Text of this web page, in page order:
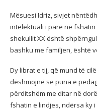
Mësuesi Idriz, sivjet
intelektuali i parë në
shekullit XX është
bashku me familjen, është
Dy librat e tij, që mund të
dëshmojnë se puna e
përditshëm me ditar në
fshatin e lindjes, ndërsa ky